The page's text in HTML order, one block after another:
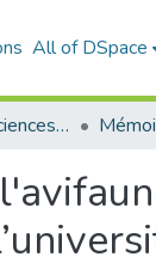
All of DSpace
Faculty of Natural Sciences, Life and Earth Sciences